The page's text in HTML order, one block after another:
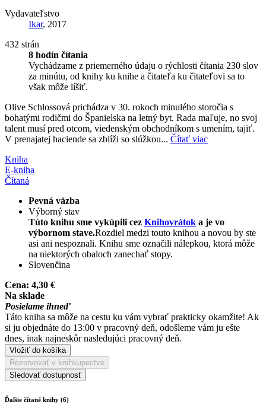
Vydavateľstvo
Ikar, 2017
432 strán
8 hodín čítania
Vychádzame z priemerného údaju o rýchlosti čítania 230 slov
za minútu, od knihy ku knihe a čitateľa ku čitateľovi sa to
však môže líšiť.
Olive Schlossová prichádza v 30. rokoch minulého storočia s
bohatými rodičmi do Španielska na letný byt. Rada maľuje, no svoj
talent musí pred otcom, viedenským obchodníkom s umením, tajiť.
V prenajatej haciende sa zblíži so slúžkou... Čítať viac
Kniha
E-kniha
Čítaná
Pevná väzba
Výborný stav
Túto knihu sme vykúpili cez Knihovrátok a je vo
výbornom stave.Rozdiel medzi touto knihou a novou by ste
asi ani nespoznali. Knihu sme označili nálepkou, ktorá môže
na niektorých obaloch zanechať stopy.
Slovenčina
Cena: 4,30 €
Na sklade
Posielame ihneď
Táto kniha sa môže na cestu ku vám vybrať prakticky okamžite! Ak
si ju objednáte do 13:00 v pracovný deň, odošleme vám ju ešte
dnes, inak najneskôr nasledujúci pracovný deň.
Vložiť do košíka
Rezervovať v kníhkupectve
Sledovať dostupnosť
Ďalšie čítané knihy (6)